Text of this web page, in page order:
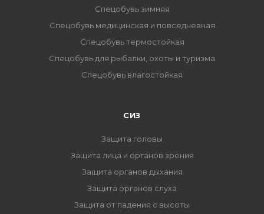
Спецобувь зимняя
Спецобувь медицинская и повседневная
Спецобувь термостойкая
Спецобувь для рыбалки, охоты и туризма
Спецобувь влагостойкая
СИЗ
Защита головы
Защита лица и органов зрения
Защита органов дыхания
Защита органов слуха
Защита от падения с высоты